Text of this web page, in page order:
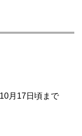
月17日頃まで